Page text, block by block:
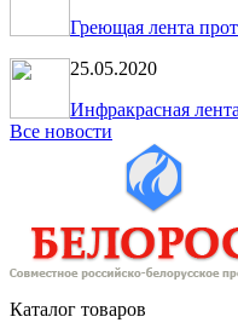
Греющая лента
25.05.2020
Инфракрасная
Все новости
Каталог товаров